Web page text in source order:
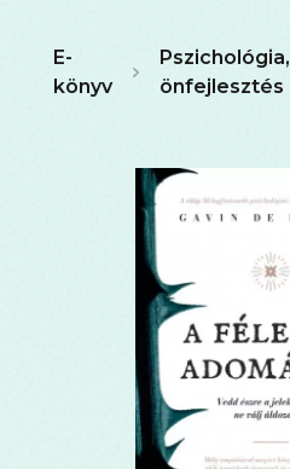
E-
könyv
Pszichológia,
önfejlesztés